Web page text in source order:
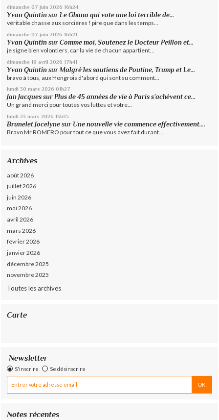
dimanche 07 juin 2026 16h24
Yvan Quintin surLe Ghana qui vote une loi terrible de...
véritable chasse aux sorcières ! pire que dans les temps...
dimanche 07 juin 2026 16h21
Yvan Quintin surComme moi, Soutenez le Docteur Peillon et...
je signe bien volontiers, car la vie de chacun appartient...
dimanche 19 avril 2026 17h41
Yvan Quintin surMalgré les soutiens de Poutine, Trump et Le...
bravo à tous, aux Hongrois d'abord qui sont su comment...
lundi 30 mars 2026 01h27
Jan Jacques surPlus de 45 années de vie à Paris s’achèvent ce...
Un grand merci pour toutes vos luttes et votre...
lundi 23 mars 2026 13h35
Brunelet Jocelyne sur Une nouvelle vie commence effectivement....
Bravo Mr ROMERO pour tout ce que vous avez fait durant...
Archives
août 2026
juillet 2026
juin 2026
mai 2026
avril 2026
mars 2026
février 2026
janvier 2026
décembre 2025
novembre 2025
Toutes les archives
Carte
Newsletter
S'inscrire Se désinscrire
Notes récentes